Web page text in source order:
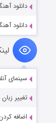
دانلود
دانلود
سینمای
تغییر
اضافه